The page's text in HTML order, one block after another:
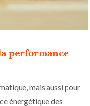
performance
mais aussi pour
énergétique des